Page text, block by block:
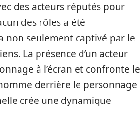
des acteurs réputés pour
des rôles a été
non seulement captivé par le
La présence d’un acteur
à l’écran et confronte le
derrière le personnage
crée une dynamique